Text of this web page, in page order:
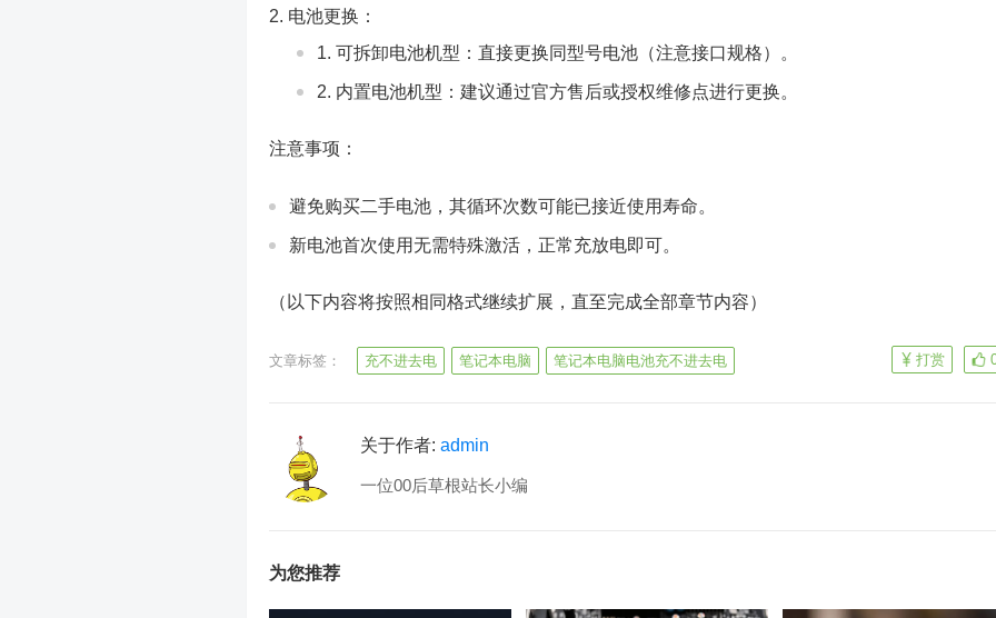
电池更换：
可拆卸电池机型：直接更换同型号电池（注意接口规格）。
内置电池机型：建议通过官方售后或授权维修点进行更换。
注意事项：
避免购买二手电池，其循环次数可能已接近使用寿命。
新电池首次使用无需特殊激活，正常充放电即可。
（以下内容将按照相同格式继续扩展，直至完成全部章节内容）
文章标签： 充不进去电 笔记本电脑 笔记本电脑电池充不进去电 打赏
关于作者: admin
一位00后草根站长小编
为您推荐